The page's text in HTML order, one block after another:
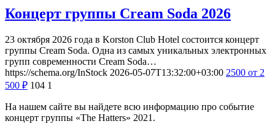
Концерт группы Cream Soda 2026
23 октября 2026 года в Korston Club Hotel состоится концерт
группы Cream Soda. Одна из самых уникальных электронных
групп современности Cream Soda…
https://schema.org/InStock 2026-05-07T13:32:00+03:00 2500 от 2
500 ₽ 104 1
На нашем сайте вы найдете всю информацию про событие
концерт группы «The Hatters» 2021.